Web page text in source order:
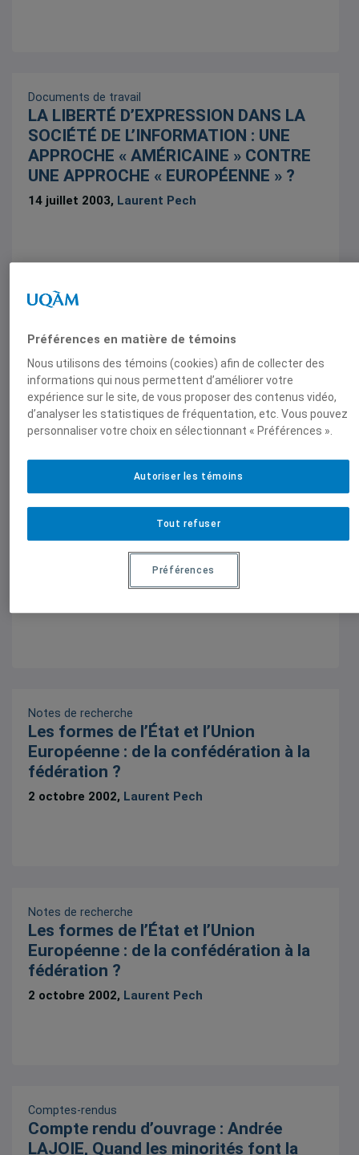
Documents de travail
LA LIBERTÉ D’EXPRESSION DANS LA
SOCIÉTÉ DE L’INFORMATION : UNE
APPROCHE « AMÉRICAINE » CONTRE
UNE APPROCHE « EUROPÉENNE » ?
14 juillet 2003, Laurent Pech
L’UNION EUROPÉENNE : ENTRE «
DÉFICIT DÉMOCRATIQUE » ET «
NOUVELLE GOUVERNANCE »
17 octobre 2002,Laurent Pech
Les formes de l’État et l’Union
Européenne : de la confédération à la
Notes de recherche
Les formes de l’État et l’Union
Européenne : de la confédération à la
fédération ?
2 octobre 2002, Laurent Pech
Notes de recherche
Les formes de l’État et l’Union
Européenne : de la confédération à la
fédération ?
2 octobre 2002, Laurent Pech
Comptes-rendus
Compte rendu d’ouvrage : Andrée
LAJOIE, Quand les minorités font la
Préférences en matière de témoins
Nous utilisons des témoins (cookies) afin de collecter des
informations qui nous permettent d’améliorer votre
expérience sur le site, de vous proposer des contenus vidéo,
d’analyser les statistiques de fréquentation, etc. Vous pouvez
personnaliser votre choix en sélectionnant « Préférences ».
Tout refuser
Autoriser les témoins
Préférences